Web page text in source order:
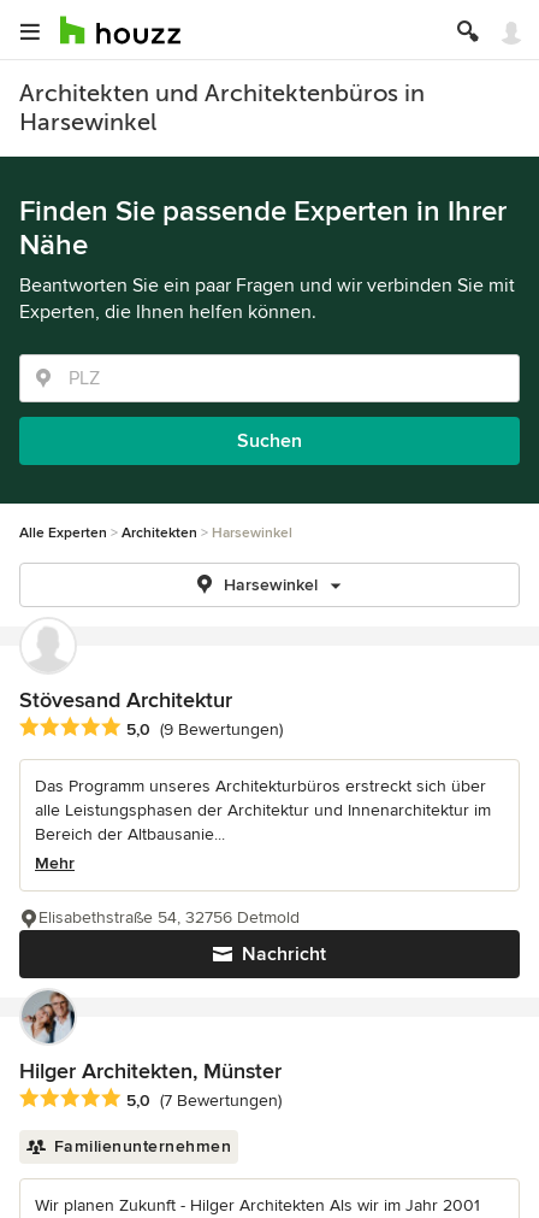
Architekten und Architektenbüros in
Harsewinkel
Finden Sie passende Experten in Ihrer
Nähe
Beantworten Sie ein paar Fragen und wir verbinden Sie mit
Experten, die Ihnen helfen können.
Suchen
Alle Experten Architekten Harsewinkel
Harsewinkel
Stövesand Architektur
Durchschnittliche Bewertung: 5 von 5 Sternen
5,0 (9 Bewertungen)
Das Programm unseres Architekturbüros erstreckt sich über
alle Leistungsphasen der Architektur und Innenarchitektur im
Bereich der Altbausanie...
Mehr
Nachricht
Elisabethstraße 54, 32756 Detmold
Hilger Architekten, Münster
Durchschnittliche Bewertung: 5 von 5 Sternen
5,0 (7 Bewertungen)
Familienunternehmen
Wir planen Zukunft - Hilger Architekten Als wir im Jahr 2001